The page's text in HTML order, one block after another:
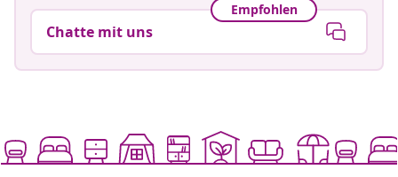
Empfohlen
Chatte mit uns